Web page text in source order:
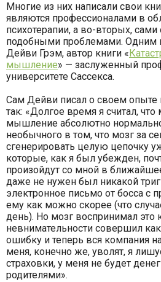
Многие из них написали свои
являются профессионалами в
психотерапии, а во-вторых, сами
подобными проблемами. Одним
Дейви Грэм, автор книги «
мышление» — заслуженный
университете Сассекса.
Сам Дейви писал о своем опыте
так: «Долгое время я считал,
мышление абсолютно
необычного в том, что мозг за
сгенерировать целую цепочку
которые, как я был убежден,
произойдут со мной в
даже не нужен был никакой
электронное письмо от босса с
ему как можно скорее (что
день). Но мозг воспринимал это
невнимательности совершил
ошибку и теперь вся компания
меня, конечно же, уволят, я
страховки, у меня не будет
родителями».